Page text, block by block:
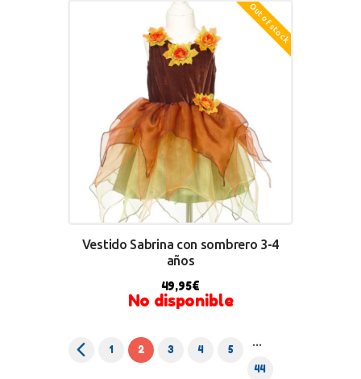
Out of stock
Vestido Sabrina con sombrero 3-4
años
49,95€
No disponible
1 2 3 4 5
…
44